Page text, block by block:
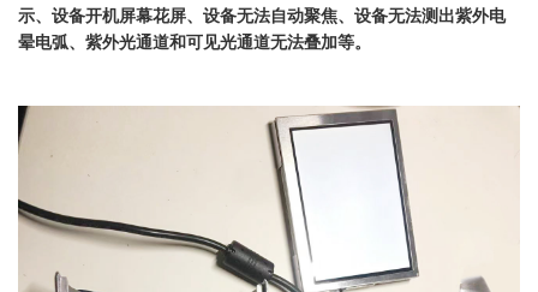
示、 设备开机屏幕花屏、设备无法自动聚焦、 设备无法测出紫外电
晕电弧、紫外光通道和可见光通道无法叠加等。